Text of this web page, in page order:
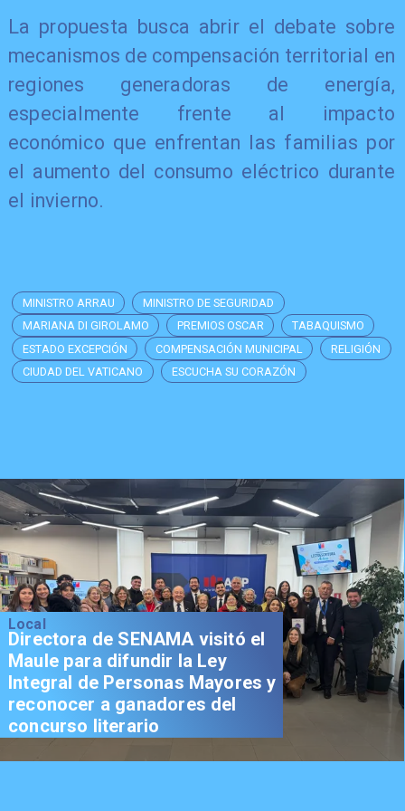
La propuesta busca abrir el debate sobre
mecanismos de compensación territorial en
regiones generadoras de energía,
especialmente frente al impacto
económico que enfrentan las familias por
el aumento del consumo eléctrico durante
el invierno.
MINISTRO ARRAU
MINISTRO DE SEGURIDAD
MARIANA DI GIROLAMO
PREMIOS OSCAR
TABAQUISMO
ESTADO EXCEPCIÓN
COMPENSACIÓN MUNICIPAL
RELIGIÓN
CIUDAD DEL VATICANO
ESCUCHA SU CORAZÓN
Local
Directora de SENAMA visitó el
Maule para difundir la Ley
Integral de Personas Mayores y
reconocer a ganadores del
concurso literario